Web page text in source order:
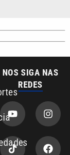
NOS SIGA NAS
REDES